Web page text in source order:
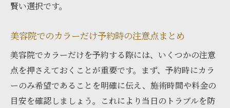
賢い選択です。
美容院でのカラーだけ予約時の注意点まとめ
美容院でカラーだけを予約する際には、いくつかの注意
点を押さえておくことが重要です。まず、予約時にカラ
ーのみ希望であることを明確に伝え、施術時間や料金の
目安を確認しましょう。これにより当日のトラブルを防